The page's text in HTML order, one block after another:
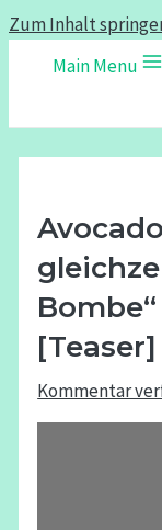
Zum Inhalt
Main Menu
[Teaser]
Kommentar